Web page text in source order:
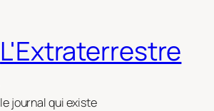
L'Extraterrestre
le journal qui existe